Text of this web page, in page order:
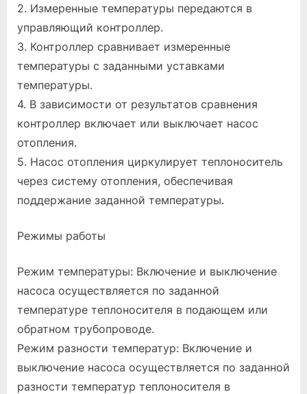
2. Измеренные температуры передаются в
управляющий контроллер.
3. Контроллер сравнивает измеренные
температуры с заданными уставками
температуры.
4. В зависимости от результатов сравнения
контроллер включает или выключает насос
отопления.
5. Насос отопления циркулирует теплоноситель
через систему отопления, обеспечивая
поддержание заданной температуры.
Режимы работы
Режим температуры: Включение и выключение
насоса осуществляется по заданной
температуре теплоносителя в подающем или
обратном трубопроводе.
Режим разности температур: Включение и
выключение насоса осуществляется по заданной
разности температур теплоносителя в